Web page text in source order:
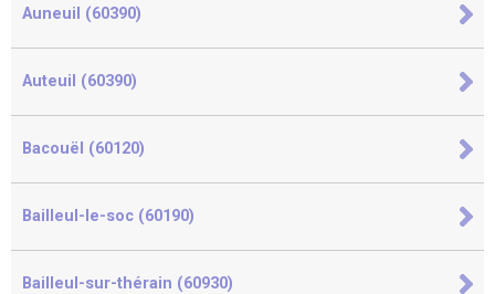
Auneuil (60390)
Auteuil (60390)
Bacouël (60120)
Bailleul-le-soc (60190)
Bailleul-sur-thérain (60930)